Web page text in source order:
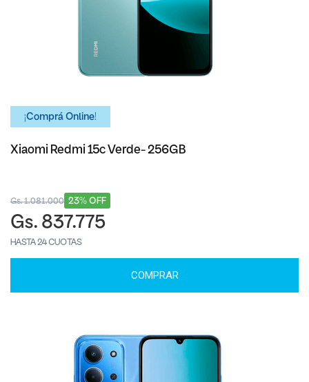
¡Comprá Online!
Xiaomi Redmi 15c Verde- 256GB
23% OFF
Gs. 1.081.000
Gs. 837.775
HASTA 24 CUOTAS
COMPRAR